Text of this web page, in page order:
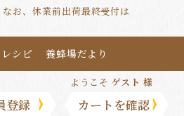
お、休業前出荷最終受付は
シピ 養蜂場だより
ようこそゲスト 様
登録 カートを確認